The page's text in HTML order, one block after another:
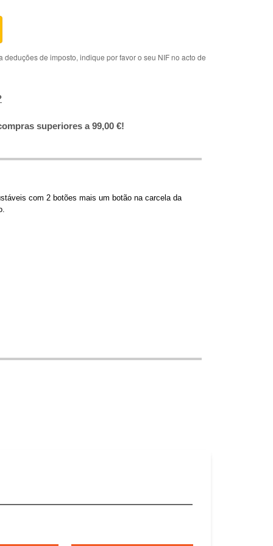
deduções de imposto, indique por favor o seu NIF no acto de
superiores a 99,00 €!
com 2 botões mais um botão na carcela da